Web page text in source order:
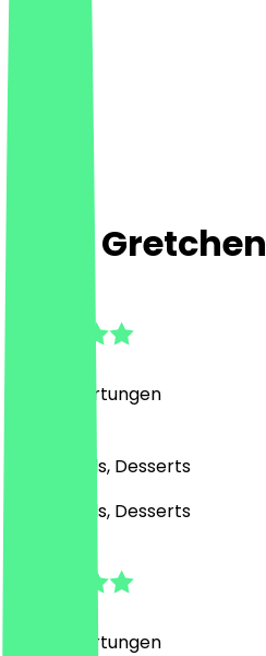
Café Gretchen
Bewertungen
Café, Bowls, Desserts
Café, Bowls, Desserts
Bewertungen